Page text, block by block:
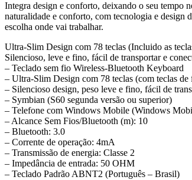
Integra design e conforto, deixando o seu tempo
naturalidade e conforto, com tecnologia e design
escolha onde vai trabalhar.
Ultra-Slim Design com 78 teclas (Incluido as
Silencioso, leve e fino, fácil de transportar e
– Teclado sem fio Wireless-Bluetooth Keyboard
– Ultra-Slim Design com 78 teclas (com teclas de
– Silencioso design, peso leve e fino, fácil de
– Symbian (S60 segunda versão ou superior)
– Telefone com Windows Mobile (Windows
– Alcance Sem Fios/Bluetooth (m): 10
– Bluetooth: 3.0
– Corrente de operação: 4mA
– Transmissão de energia: Classe 2
– Impedância de entrada: 50 OHM
– Teclado Padrão ABNT2 (Português – Brasil)